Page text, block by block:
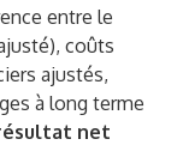
entre le
coûts
ajustés,
à long terme
net